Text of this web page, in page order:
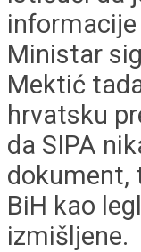
informacije
Ministar
Mektić
hrvatsku
da SIPA
dokument,
BiH kao
izmišljene.